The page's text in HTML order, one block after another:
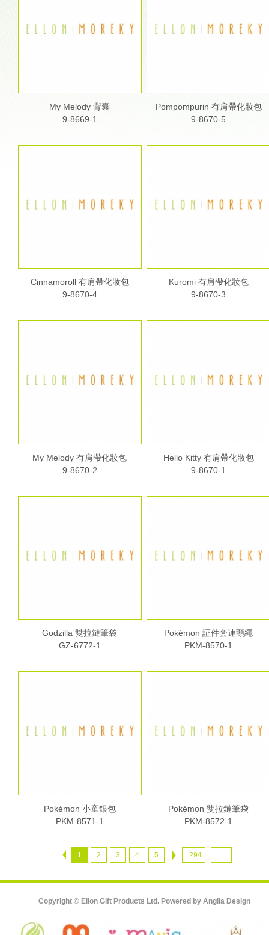
My Melody 背囊
9-8669-1
Pompompurin 有肩帶化妝包
9-8670-5
Cinnamoroll 有肩帶化妝包
9-8670-4
Kuromi 有肩帶化妝包
9-8670-3
My Melody 有肩帶化妝包
9-8670-2
Hello Kitty 有肩帶化妝包
9-8670-1
Godzilla 雙拉鏈筆袋
GZ-6772-1
Pokémon 証件套連頸繩
PKM-8570-1
Pokémon 小童銀包
PKM-8571-1
Pokémon 雙拉鏈筆袋
PKM-8572-1
1 2 3 4 5 ..294
Copyright © Ellon Gift Products Ltd. Powered by Anglia Design